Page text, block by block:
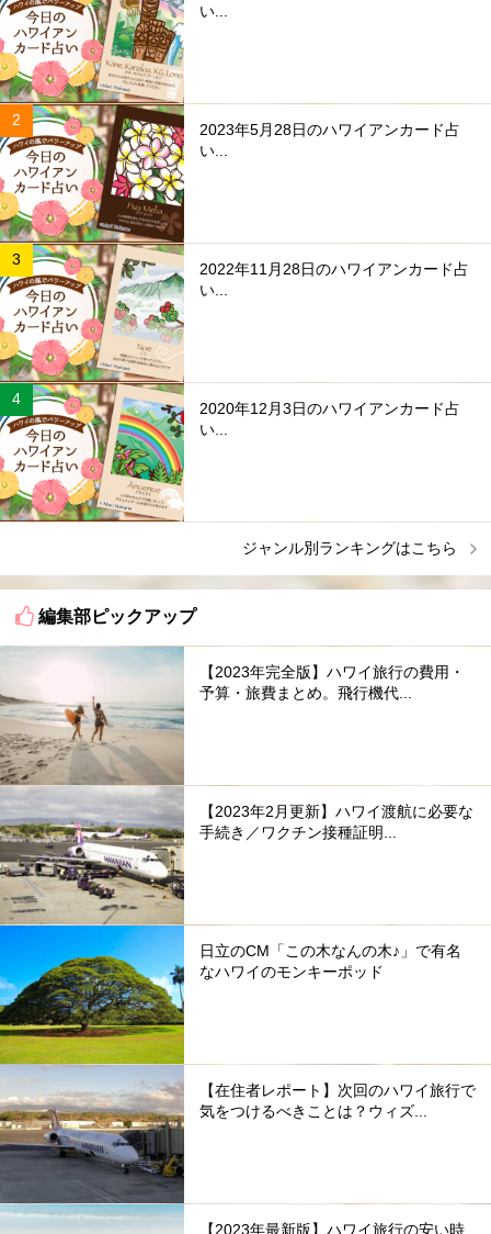
い...
2023年5月28日のハワイアンカード占
い...
2022年11月28日のハワイアンカード占
い...
2020年12月3日のハワイアンカード占
い...
ジャンル別ランキングはこちら
編集部ピックアップ
【2023年完全版】ハワイ旅行の費用・
予算・旅費まとめ。飛行機代...
【2023年2月更新】ハワイ渡航に必要な
手続き／ワクチン接種証明...
日立のCM「この木なんの木♪」で有名
なハワイのモンキーポッド
【在住者レポート】次回のハワイ旅行で
気をつけるべきことは？ウィズ...
【2023年最新版】ハワイ旅行の安い時